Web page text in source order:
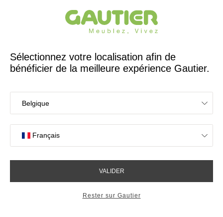
Créateur et fabricant français depuis 65 ans
Accueil Chambre Commodes